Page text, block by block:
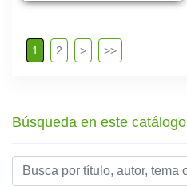
1 2 > >>
Búsqueda en este catálogo